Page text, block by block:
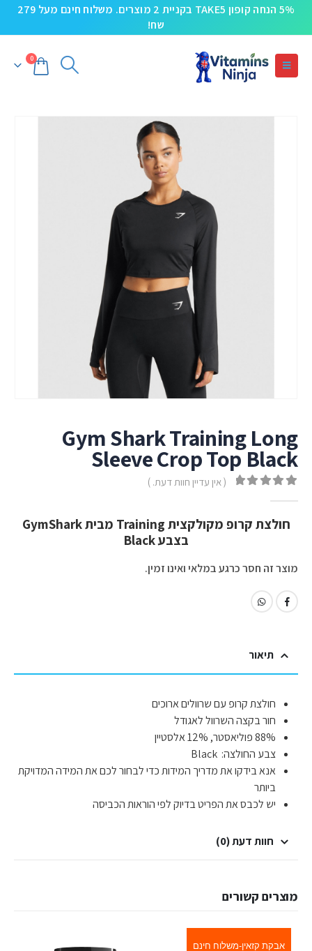
5% הנחה קופון TAKE5 בקניית 2 מוצרים. משלוח חינם מעל 279
שח!
0
Gym Shark Training Long
Sleeve Crop Top Black
( אין עדיין חוות דעת. )
חולצת קרופ מקולקצית Training מבית GymShark
בצבע Black
מוצר זה חסר כרגע במלאי ואינו זמין.
תיאור
חולצת קרופ עם שרוולים ארוכים
חור בקצה השרוול לאגודל
88% פוליאסטר, 12% אלסטיין
צבע החולצה: Black
אנא בידקו את מדריך המידות כדי לבחור לכם את המידה המדויקת
ביותר
יש לכבס את הפריט בדיוק לפי הוראות הכביסה
חוות דעת (0)
מוצרים קשורים
אבקת קזאין-משלוח חינם